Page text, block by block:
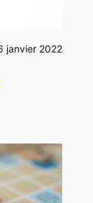
janvier 2022